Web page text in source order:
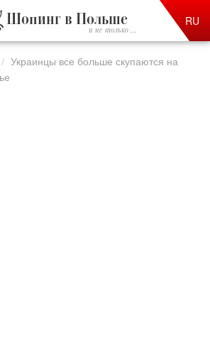
Шопинг в Польше
и не только ...
RU
Украинцы все больше скупаются на